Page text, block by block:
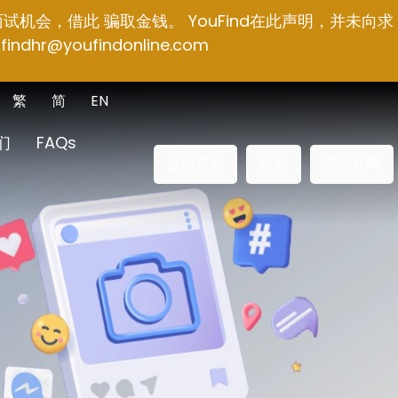
机会，借此 骗取金钱。 YouFind在此声明，并未向求
EN
简
繁
FAQs